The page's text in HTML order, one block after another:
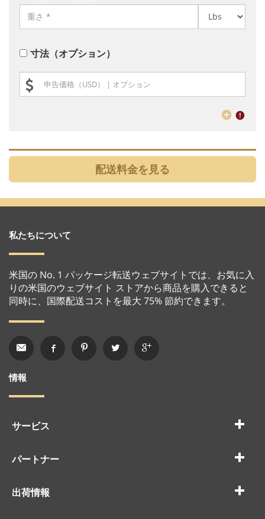
寸法（オプション）
私たちについて
米国の No. 1 パッケージ転送ウェブサイトでは、お気に入
りの米国のウェブサイト ストアから商品を購入できると
同時に、国際配送コストを最大 75% 節約できます。
情報
サービス
パートナー
出荷情報